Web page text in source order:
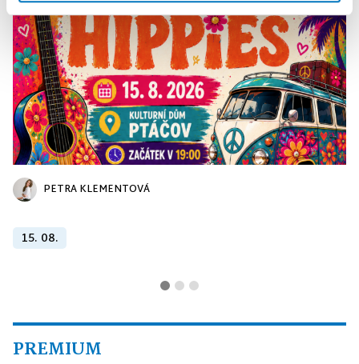
PETRA KLEMENTOVÁ
15. 08.
PREMIUM